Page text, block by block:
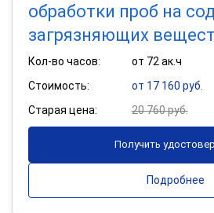
обработки проб на
загрязняющих
Кол-во часов:
от 72 ак.ч
Стоимость:
от 17 160 руб.
Старая цена:
20 760 руб.
Получить
Подробнее